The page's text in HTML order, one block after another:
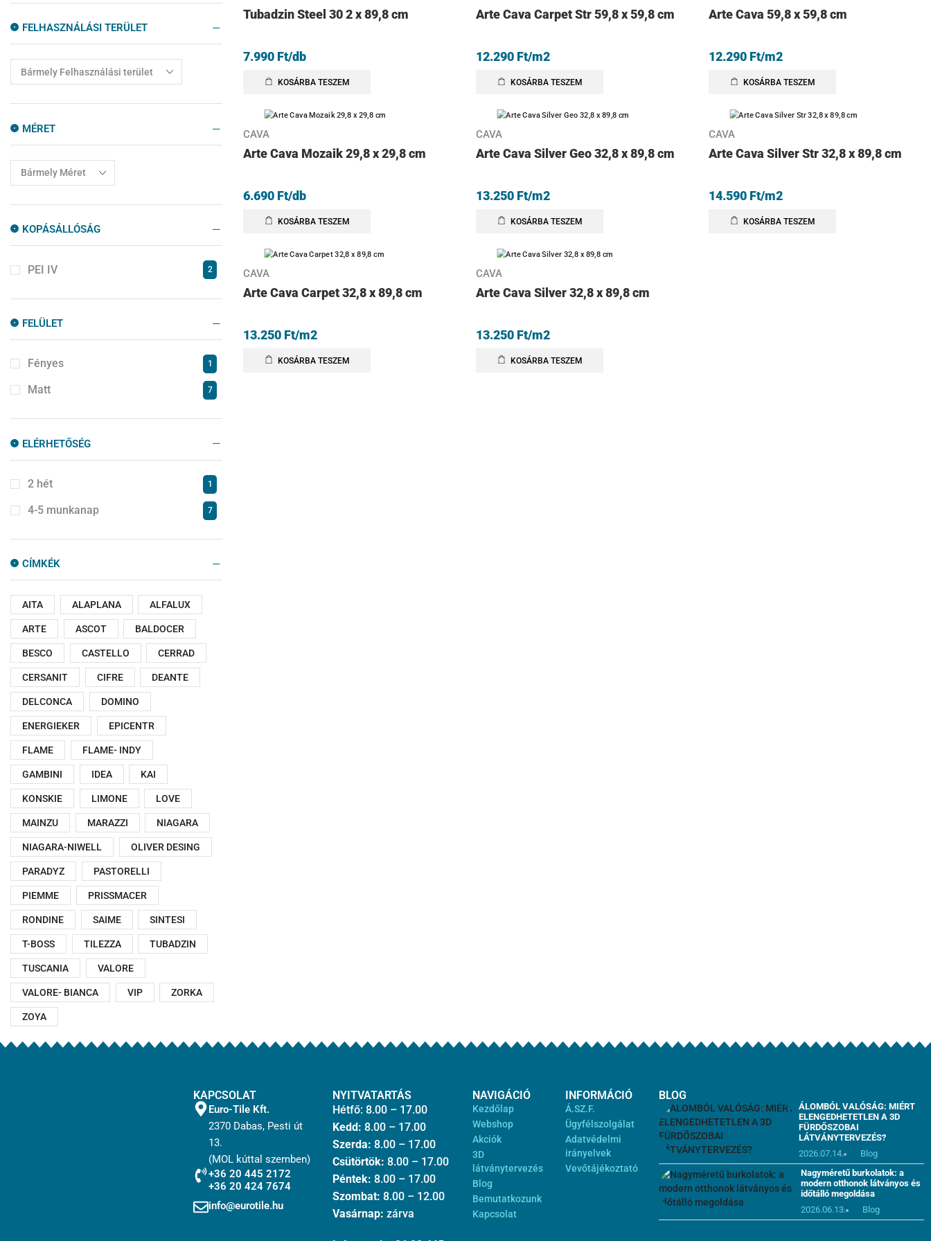
Mosogatótálca
Mozaik
Padlólapok
Szabadonálló Kád 4
Zuhanyajtók
Zuhanyfalak 10
Zuhanykabinok
FELHASZNÁLÁSI TERÜLET
MÉRET
KOPÁSÁLLÓSÁG
PEI IV 2
FELÜLET
Fényes 1
Matt 7
ELÉRHETŐSÉG
2 hét 1
4-5 munkanap 7
CÍMKÉK
AITA ALAPLANA ALFALUX
ARTE ASCOT BALDOCER
BESCO CASTELLO CERRAD
CERSANIT CIFRE DEANTE
DELCONCA DOMINO
ENERGIEKER EPICENTR
FLAME FLAME- INDY
GAMBINI IDEA KAI
KONSKIE LIMONE LOVE
MAINZU MARAZZI NIAGARA
NIAGARA-NIWELL OLIVER DESING
PARADYZ PASTORELLI
PIEMME PRISSMACER
RONDINE SAIME SINTESI
T-BOSS TILEZZA TUBADZIN
TUSCANIA VALORE
VALORE- BIANCA VIP ZORKA
ZOYA
Tubadzin Steel 30 2 x 89,8 cm
7.990 Ft/db
KOSÁRBA TESZEM
Arte Cava Carpet Str 59,8 x 59,8 cm
12.290 Ft/m2
KOSÁRBA TESZEM
Arte Cava 59,8 x 59,8 cm
12.290 Ft/m2
KOSÁRBA TESZEM
CAVA
Arte Cava Mozaik 29,8 x 29,8 cm
6.690 Ft/db
KOSÁRBA TESZEM
CAVA
Arte Cava Silver Geo 32,8 x 89,8 cm
13.250 Ft/m2
KOSÁRBA TESZEM
CAVA
Arte Cava Silver Str 32,8 x 89,8 cm
14.590 Ft/m2
KOSÁRBA TESZEM
CAVA
Arte Cava Carpet 32,8 x 89,8 cm
13.250 Ft/m2
KOSÁRBA TESZEM
CAVA
Arte Cava Silver 32,8 x 89,8 cm
13.250 Ft/m2
KOSÁRBA TESZEM
KAPCSOLAT
Euro-Tile Kft.
2370 Dabas, Pesti út
13.
(MOL kúttal szemben)
+36 20 445 2172
+36 20 424 7674
info@eurotile.hu
NYITVATARTÁS
Hétfő: 8.00 – 17.00
Kedd: 8.00 – 17.00
Szerda: 8.00 – 17.00
Csütörtök: 8.00 – 17.00
Péntek: 8.00 – 17.00
Szombat: 8.00 – 12.00
Vasárnap: zárva
NAVIGÁCIÓ
Kezdőlap
Webshop
Akciók
3D
látványtervezés
Blog
Bemutatkozunk
Kapcsolat
INFORMÁCIÓ
Á.SZ.F.
Ügyfélszolgálat
Adatvédelmi
irányelvek
Vevőtájékoztató
BLOG
ÁLOMBÓL VALÓSÁG: MIÉRT
ELENGEDHETETLEN A 3D
FÜRDŐSZOBAI
LÁTVÁNYTERVEZÉS?
2026.07.14.
Blog
Nagyméretű burkolatok: a
modern otthonok látványos és
időtálló megoldása
2026.06.13.
Blog